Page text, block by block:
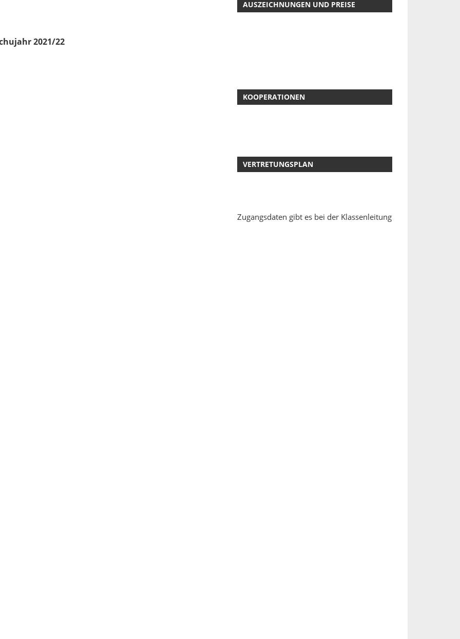
2021/22
AUSZEICHNUNGEN UND PREISE
KOOPERATIONEN
VERTRETUNGSPLAN
Zugangsdaten gibt es bei der Klassenleitung